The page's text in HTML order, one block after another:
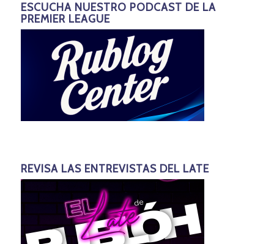
ESCUCHA NUESTRO PODCAST DE LA
PREMIER LEAGUE
REVISA LAS ENTREVISTAS DEL LATE